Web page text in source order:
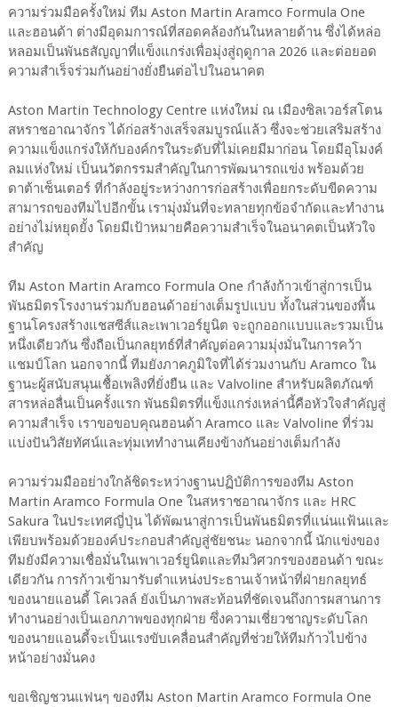
ความร่วมมือครั้งใหม่ ทีม Aston Martin Aramco Formula One
และฮอนด้า ต่างมีอุดมการณ์ที่สอดคล้องกันในหลายด้าน ซึ่งได้หล่อ
หลอมเป็นพันธสัญญาที่แข็งแกร่งเพื่อมุ่งสู่ฤดูกาล 2026 และต่อยอด
ความสำเร็จร่วมกันอย่างยั่งยืนต่อไปในอนาคต
Aston Martin Technology Centre แห่งใหม่ ณ เมืองซิลเวอร์สโตน
สหราชอาณาจักร ได้ก่อสร้างเสร็จสมบูรณ์แล้ว ซึ่งจะช่วยเสริมสร้าง
ความแข็งแกร่งให้กับองค์กรในระดับที่ไม่เคยมีมาก่อน โดยมีอุโมงค์
ลมแห่งใหม่ เป็นนวัตกรรมสำคัญในการพัฒนารถแข่ง พร้อมด้วย
ดาต้าเซ็นเตอร์ ที่กำลังอยู่ระหว่างการก่อสร้างเพื่อยกระดับขีดความ
สามารถของทีมไปอีกขั้น เรามุ่งมั่นที่จะทลายทุกข้อจำกัดและทำงาน
อย่างไม่หยุดยั้ง โดยมีเป้าหมายคือความสำเร็จในอนาคตเป็นหัวใจ
สำคัญ
ทีม Aston Martin Aramco Formula One กำลังก้าวเข้าสู่การเป็น
พันธมิตรโรงงานร่วมกับฮอนด้าอย่างเต็มรูปแบบ ทั้งในส่วนของพื้น
ฐานโครงสร้างแชสซีส์และเพาเวอร์ยูนิต จะถูกออกแบบและรวมเป็น
หนึ่งเดียวกัน ซึ่งถือเป็นกลยุทธ์ที่สำคัญต่อความมุ่งมั่นในการคว้า
แชมป์โลก นอกจากนี้ ทีมยังภาคภูมิใจที่ได้ร่วมงานกับ Aramco ใน
ฐานะผู้สนับสนุนเชื้อเพลิงที่ยั่งยืน และ Valvoline สำหรับผลิตภัณฑ์
สารหล่อลื่นเป็นครั้งแรก พันธมิตรที่แข็งแกร่งเหล่านี้คือหัวใจสำคัญสู่
ความสำเร็จ เราขอขอบคุณฮอนด้า Aramco และ Valvoline ที่ร่วม
แบ่งปันวิสัยทัศน์และทุ่มเททำงานเคียงข้างกันอย่างเต็มกำลัง
ความร่วมมืออย่างใกล้ชิดระหว่างฐานปฏิบัติการของทีม Aston
Martin Aramco Formula One ในสหราชอาณาจักร และ HRC
Sakura ในประเทศญี่ปุ่น ได้พัฒนาสู่การเป็นพันธมิตรที่แน่นแฟ้นและ
เพียบพร้อมด้วยองค์ประกอบสำคัญสู่ชัยชนะ นอกจากนี้ นักแข่งของ
ทีมยังมีความเชื่อมั่นในเพาเวอร์ยูนิตและทีมวิศวกรของฮอนด้า ขณะ
เดียวกัน การก้าวเข้ามารับตำแหน่งประธานเจ้าหน้าที่ฝ่ายกลยุทธ์
ของนายแอนดี้ โคเวลล์ ยังเป็นภาพสะท้อนที่ชัดเจนถึงการผสานการ
ทำงานอย่างเป็นเอกภาพของทุกฝ่าย ซึ่งความเชี่ยวชาญระดับโลก
ของนายแอนดี้จะเป็นแรงขับเคลื่อนสำคัญที่ช่วยให้ทีมก้าวไปข้าง
หน้าอย่างมั่นคง
ขอเชิญชวนแฟนๆ ของทีม Aston Martin Aramco Formula One